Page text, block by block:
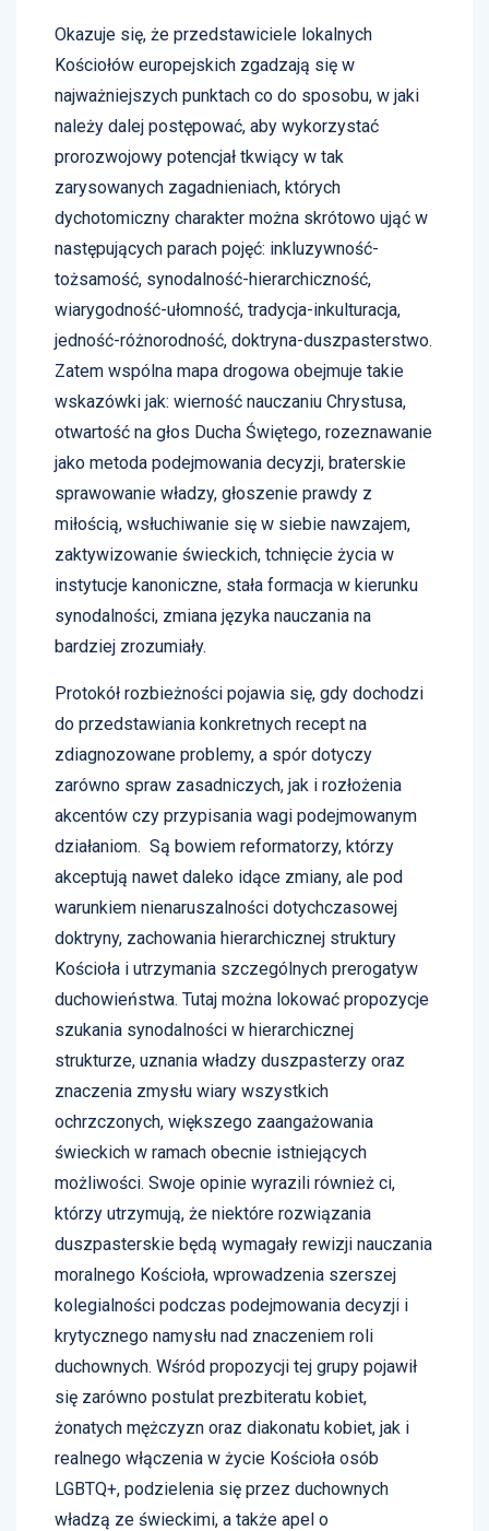
Okazuje się, że przedstawiciele lokalnych
Kościołów europejskich zgadzają się w
najważniejszych punktach co do sposobu, w jaki
należy dalej postępować, aby wykorzystać
prorozwojowy potencjał tkwiący w tak
zarysowanych zagadnieniach, których
dychotomiczny charakter można skrótowo ująć w
następujących parach pojęć: inkluzywność-
tożsamość, synodalność-hierarchiczność,
wiarygodność-ułomność, tradycja-inkulturacja,
jedność-różnorodność, doktryna-duszpasterstwo.
Zatem wspólna mapa drogowa obejmuje takie
wskazówki jak: wierność nauczaniu Chrystusa,
otwartość na głos Ducha Świętego, rozeznawanie
jako metoda podejmowania decyzji, braterskie
sprawowanie władzy, głoszenie prawdy z
miłością, wsłuchiwanie się w siebie nawzajem,
zaktywizowanie świeckich, tchnięcie życia w
instytucje kanoniczne, stała formacja w kierunku
synodalności, zmiana języka nauczania na
bardziej zrozumiały.
Protokół rozbieżności pojawia się, gdy dochodzi
do przedstawiania konkretnych recept na
zdiagnozowane problemy, a spór dotyczy
zarówno spraw zasadniczych, jak i rozłożenia
akcentów czy przypisania wagi podejmowanym
działaniom. Są bowiem reformatorzy, którzy
akceptują nawet daleko idące zmiany, ale pod
warunkiem nienaruszalności dotychczasowej
doktryny, zachowania hierarchicznej struktury
Kościoła i utrzymania szczególnych prerogatyw
duchowieństwa. Tutaj można lokować propozycje
szukania synodalności w hierarchicznej
strukturze, uznania władzy duszpasterzy oraz
znaczenia zmysłu wiary wszystkich
ochrzczonych, większego zaangażowania
świeckich w ramach obecnie istniejących
możliwości. Swoje opinie wyrazili również ci,
którzy utrzymują, że niektóre rozwiązania
duszpasterskie będą wymagały rewizji nauczania
moralnego Kościoła, wprowadzenia szerszej
kolegialności podczas podejmowania decyzji i
krytycznego namysłu nad znaczeniem roli
duchownych. Wśród propozycji tej grupy pojawił
się zarówno postulat prezbiteratu kobiet,
żonatych mężczyzn oraz diakonatu kobiet, jak i
realnego włączenia w życie Kościoła osób
LGBTQ+, podzielenia się przez duchownych
władzą ze świeckimi, a także apel o